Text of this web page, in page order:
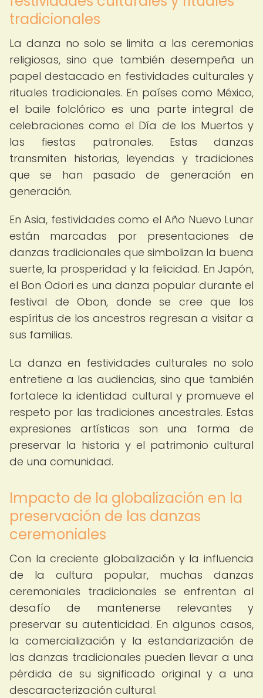
tradicionales
La danza no solo se limita a las ceremonias
religiosas, sino que también desempeña un
papel destacado en festividades culturales y
rituales tradicionales. En países como México,
el baile folclórico es una parte integral de
celebraciones como el Día de los Muertos y
las fiestas patronales. Estas danzas
transmiten historias, leyendas y tradiciones
que se han pasado de generación en
generación.
En Asia, festividades como el Año Nuevo Lunar
están marcadas por presentaciones de
danzas tradicionales que simbolizan la buena
suerte, la prosperidad y la felicidad. En Japón,
el Bon Odori es una danza popular durante el
festival de Obon, donde se cree que los
espíritus de los ancestros regresan a visitar a
sus familias.
La danza en festividades culturales no solo
entretiene a las audiencias, sino que también
fortalece la identidad cultural y promueve el
respeto por las tradiciones ancestrales. Estas
expresiones artísticas son una forma de
preservar la historia y el patrimonio cultural
de una comunidad.
Impacto de la globalización en la
preservación de las danzas
ceremoniales
Con la creciente globalización y la influencia
de la cultura popular, muchas danzas
ceremoniales tradicionales se enfrentan al
desafío de mantenerse relevantes y
preservar su autenticidad. En algunos casos,
la comercialización y la estandarización de
las danzas tradicionales pueden llevar a una
pérdida de su significado original y a una
descaracterización cultural.